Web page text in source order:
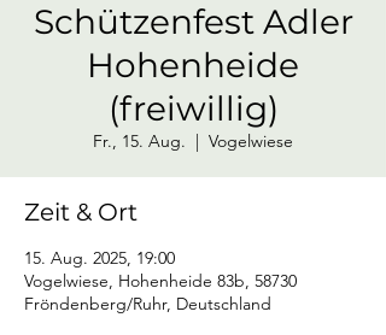
Schützenfest Adler
Hohenheide
(freiwillig)
Fr., 15. Aug.
  |
Vogelwiese
Zeit & Ort
15. Aug. 2025, 19:00
Vogelwiese, Hohenheide 83b, 58730
Fröndenberg/Ruhr, Deutschland